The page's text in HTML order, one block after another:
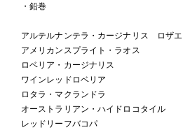
・鉛巻
アルテルナンテラ・カージナリス ロザエ
アメリカンスプライト・ラオス
ロベリア・カージナリス
ワインレッドロベリア
ロタラ・マクランドラ
オーストラリアン・ハイドロコタイル
レッドリーフバコパ